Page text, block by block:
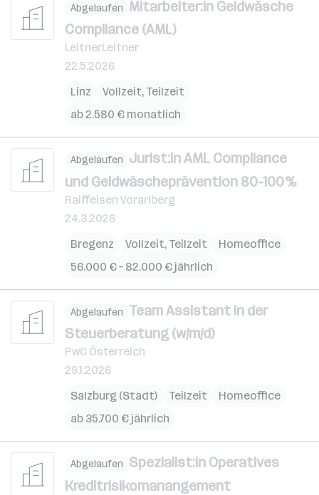
Abgelaufen Mitarbeiter:in Geldwäsche
Compliance (AML)
LeitnerLeitner
22.5.2026
Linz
Vollzeit, Teilzeit
ab 2.580 € monatlich
Abgelaufen Jurist:in AML Compliance
und Geldwäscheprävention 80-100%
Raiffeisen Vorarlberg
24.3.2026
Bregenz
Vollzeit, Teilzeit
Homeoffice
56.000 € – 82.000 € jährlich
Abgelaufen Team Assistant in der
Steuerberatung (w/m/d)
PwC Österreich
29.1.2026
Salzburg (Stadt)
Teilzeit
Homeoffice
ab 35.700 € jährlich
Abgelaufen Spezialist:in Operatives
Kreditrisikomanangement